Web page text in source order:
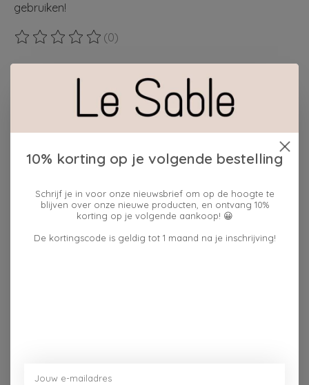
gebruiken!
De beoordeling van dit product is
(0)
cadeauverpakking:
ja
Toevoegen aan winkelwagen
10% korting op je volgende bestelling
Schrijf je in voor onze nieuwsbrief om op de hoogte te
blijven over onze nieuwe producten, en ontvang 10%
korting op je volgende aankoop! 😀
De kortingscode is geldig tot 1 maand na je inschrijving!